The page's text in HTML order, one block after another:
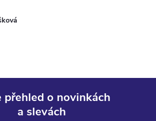
přehled o novinkách
a slevách